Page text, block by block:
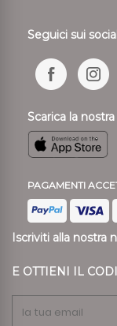
Seguici sui
Scarica la
PAGAMENTI
Iscriviti alla nostra
E OTTIENI IL